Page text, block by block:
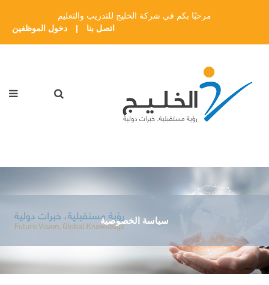
مرحبًا بكم في شركة الخليج للتدريب والتعليم
اتصل بنا
| دخول الموظفين
سياسة الخصوصية